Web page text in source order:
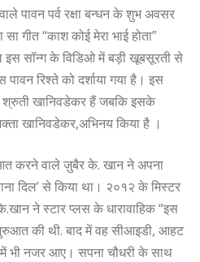
पावन पर्व रक्षा बन्धन के शुभ अवसर
सा गीत “काश कोई मेरा भाई होता”
इस सॉन्ग के विडिओ में बड़ी खूबसूरती से
रिश्ते को दर्शाया गया है। इस
श्रुती खानिवडेकर हैं जबकि इसके
खानिवडेकर,अभिनय किया है ।
करने वाले ज़ुबैर के. खान ने अपना
दिल’ से किया था। २०१२ के मिस्टर
ने स्टार प्लस के धारावाहिक “इस
शुरुआत की थी. बाद में वह सीआइडी, आहट
भी नजर आए। सपना चौधरी के साथ